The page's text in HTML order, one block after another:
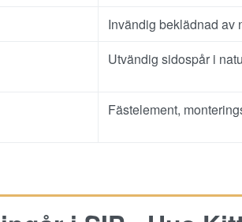
Invändig beklädnad av
Utvändig sidospår i
Fästelement,